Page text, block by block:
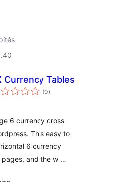
Currency Tables
(0értékelés
összesen
)
6 currency cross
This easy to
6 currency
and the w …